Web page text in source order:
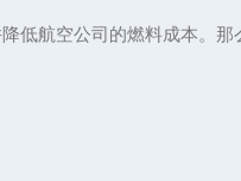
低航空公司的燃料成本。